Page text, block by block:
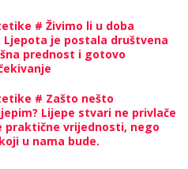
# Živimo li u doba
je postala društvena
prednost i gotovo
# Zašto nešto
Lijepe stvari ne privlače
praktične vrijednosti, nego
u nama bude.